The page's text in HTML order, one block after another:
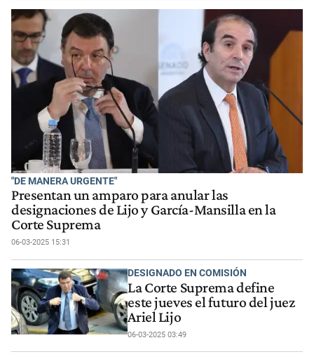
"DE MANERA URGENTE"
Presentan un amparo para anular las
designaciones de Lijo y García-Mansilla en la
Corte Suprema
06-03-2025 15:31
DESIGNADO EN COMISIÓN
La Corte Suprema define
este jueves el futuro del juez
Ariel Lijo
06-03-2025 03:49